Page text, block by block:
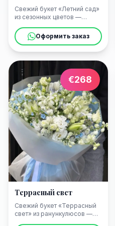
Свежий букет «Летний сад»
из сезонных цветов —
Сорренто к отелю, вилле
или яхте. Оплата из любой
страны, фото букета перед
Оформить заказ
€268
Террасный свет
Свежий букет «Террасный
свет» из ранункулюсов —